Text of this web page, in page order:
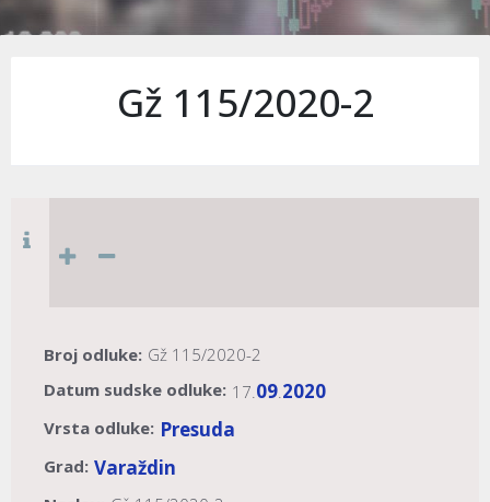
Gž 115/2020-2
Broj odluke: Gž 115/2020-2
Datum sudske odluke: 17.09.2020
Vrsta odluke: Presuda
Grad: Varaždin